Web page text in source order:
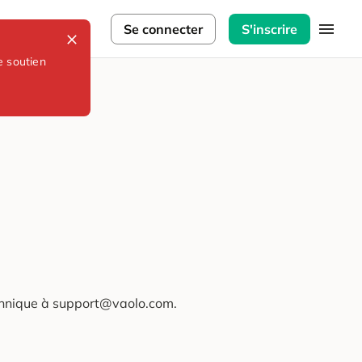
soutien
Se connecter S'inscrire
à support@vaolo.com.